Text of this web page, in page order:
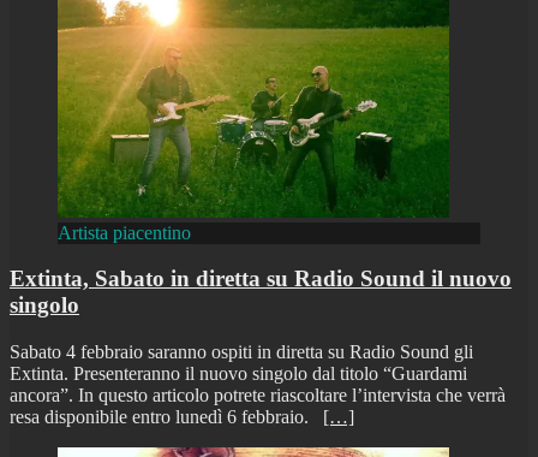
Artista piacentino
Extinta, Sabato in diretta su Radio Sound il nuovo
singolo
Sabato 4 febbraio saranno ospiti in diretta su Radio Sound gli
Extinta. Presenteranno il nuovo singolo dal titolo “Guardami
ancora”. In questo articolo potrete riascoltare l’intervista che verrà
resa disponibile entro lunedì 6 febbraio. […]